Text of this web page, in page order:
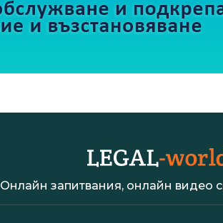
Онлайн запитвания, онлайн видео